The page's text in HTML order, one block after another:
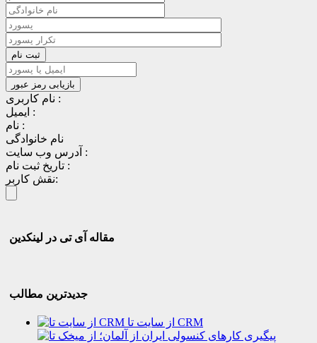
نام کاربری :
ایمیل :
نام :
نام خانوادگی
آدرس وب سایت :
تاریخ ثبت نام :
نقش کاربر:
مقاله آی تی در لینکدین
جدیدترین مطالب
از سایت تا CRM